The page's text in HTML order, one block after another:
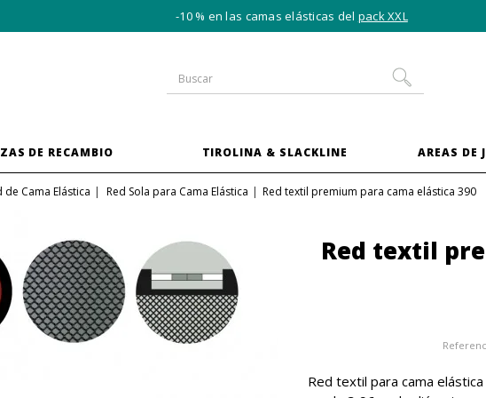
-10 % en las camas elásticas del pack XXL
DE RECAMBIO TIROLINA & SLACKLINE AREAS DE
de Cama Elástica Red Sola para Cama Elástica Red textil premium para cama elástica 390
Red textil
Red textil para cama